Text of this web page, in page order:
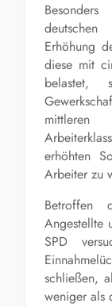
deutschen
Erhöhung
diese mit
belastet,
erhöhten
Arbeiter zu
Betroffen
Angestellte
SPD
schließen,
weniger als